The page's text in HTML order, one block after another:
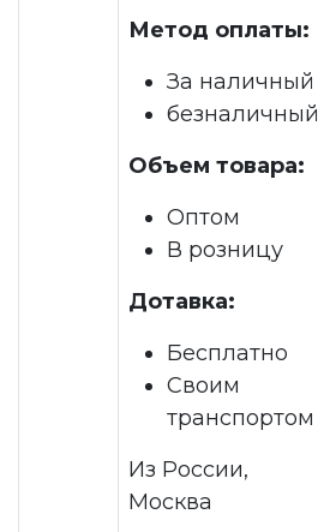
Метод оплаты:
За наличный
безналичный
Объем товара:
Оптом
В розницу
Дотавка:
Бесплатно
Своим
транспортом
Из России,
Москва